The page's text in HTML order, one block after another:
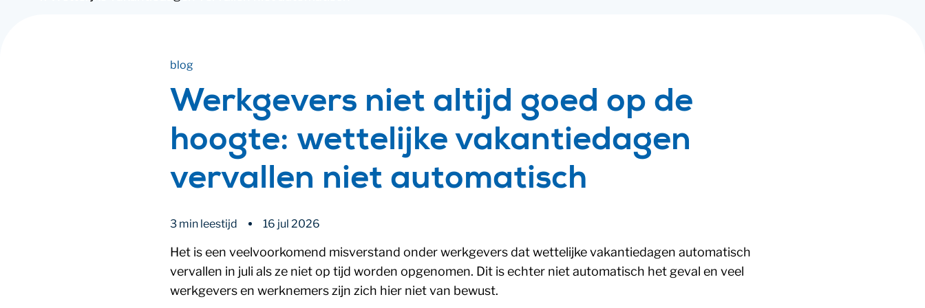
blog
Werkgevers niet altijd goed op de
hoogte: wettelijke vakantiedagen
vervallen niet automatisch
3 min leestijd 16 jul 2026
Het is een veelvoorkomend misverstand onder werkgevers dat wettelijke vakantiedagen automatisch
vervallen in juli als ze niet op tijd worden opgenomen. Dit is echter niet automatisch het geval en veel
werkgevers en werknemers zijn zich hier niet van bewust.